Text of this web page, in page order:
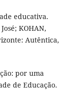
educativa.
KOHAN,
Autêntica,
por uma
de Educação.